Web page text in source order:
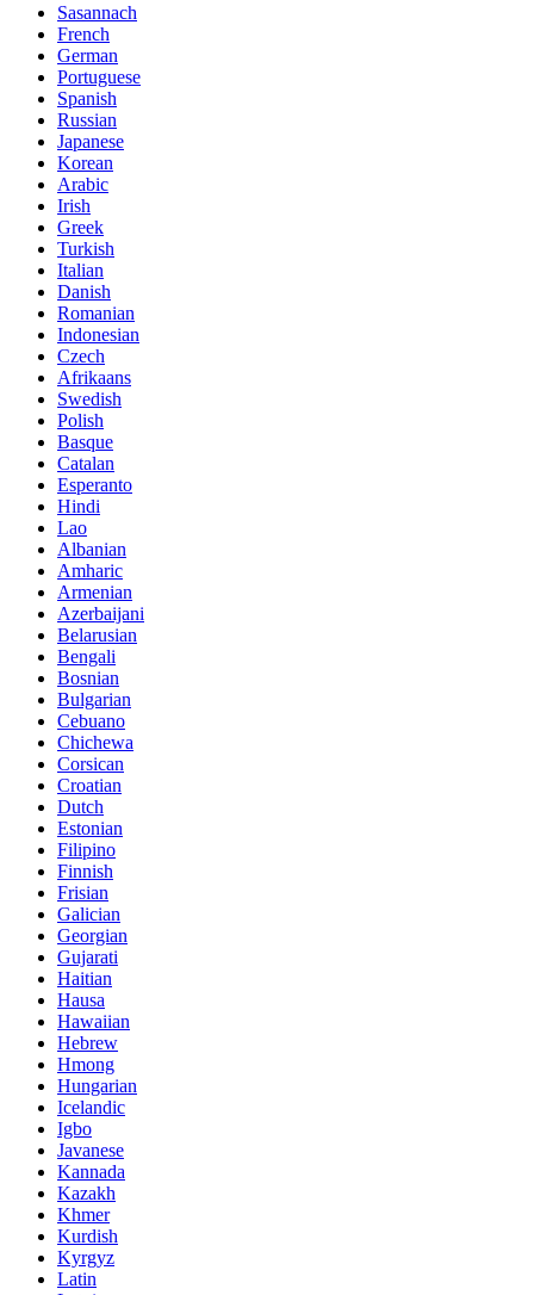
Sasannach
French
German
Portuguese
Spanish
Russian
Japanese
Korean
Arabic
Irish
Greek
Turkish
Italian
Danish
Romanian
Indonesian
Czech
Afrikaans
Swedish
Polish
Basque
Catalan
Esperanto
Hindi
Lao
Albanian
Amharic
Armenian
Azerbaijani
Belarusian
Bengali
Bosnian
Bulgarian
Cebuano
Chichewa
Corsican
Croatian
Dutch
Estonian
Filipino
Finnish
Frisian
Galician
Georgian
Gujarati
Haitian
Hausa
Hawaiian
Hebrew
Hmong
Hungarian
Icelandic
Igbo
Javanese
Kannada
Kazakh
Khmer
Kurdish
Kyrgyz
Latin